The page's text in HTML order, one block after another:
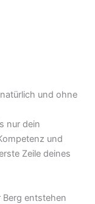
und ohne
nur dein
und
Zeile deines
Berg entstehen